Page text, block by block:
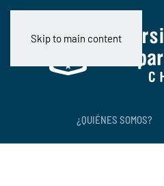
Skip to main content
¿QUIÉNES SOMOS?